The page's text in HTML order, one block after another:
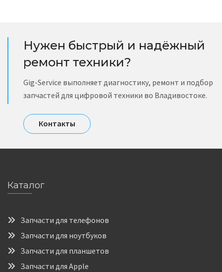
Нужен быстрый и надёжный
ремонт техники?
Gig-Service выполняет диагностику, ремонт и подбор
запчастей для цифровой техники во Владивостоке.
Контакты
Каталог
Запчасти для телефонов
Запчасти для ноутбуков
Запчасти для планшетов
Запчасти для Apple